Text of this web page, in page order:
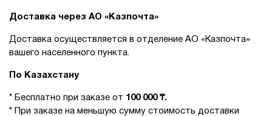
Доставка через АО «Казпочта»
Доставка осуществляется в отделение АО «Казпочта»
вашего населенного пункта.
По Казахстану
* Бесплатно при заказе от 100 000 ₸.
* При заказе на меньшую сумму стоимость доставки